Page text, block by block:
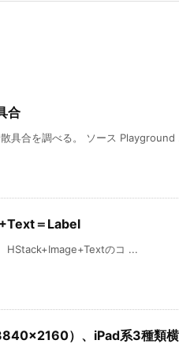
合
具合を調べる。 ソース Playground
＝Label
HStack+Image+Textのコ ...
）、iPad系3種類